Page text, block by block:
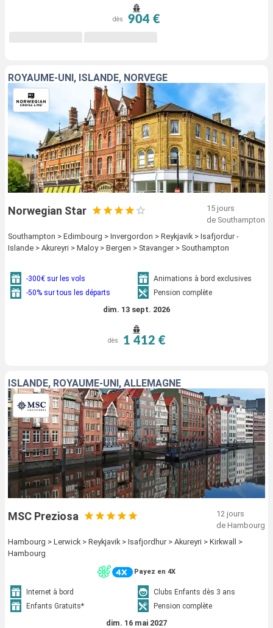
moments privilégiés à partager en famille ou entre
amis. Visitez l'Islande et ses merveilles sur un
dès 904 €
ROYAUME-UNI, ISLANDE, NORVÈGE
Norwegian Star
15 jours
de Southampton
Southampton > Edimbourg > Invergordon > Reykjavik > Isafjordur -
Islande > Akureyri > Maloy > Bergen > Stavanger > Southampton
-300€ sur les vols
Animations à bord exclusives
-50% sur tous les départs
Pension complète
dim. 13 sept. 2026
dès 1 412 €
ISLANDE, ROYAUME-UNI, ALLEMAGNE
MSC Preziosa
12 jours
de Hambourg
Hambourg > Lerwick > Reykjavik > Isafjordhur > Akureyri > Kirkwall >
Hambourg
Payez en 4X
Internet à bord
Clubs Enfants dès 3 ans
Enfants Gratuits*
Pension complète
dim. 16 mai 2027